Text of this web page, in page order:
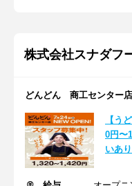
株式会社スナダフ
どんどん 商工センター
【う
0円〜
いあ